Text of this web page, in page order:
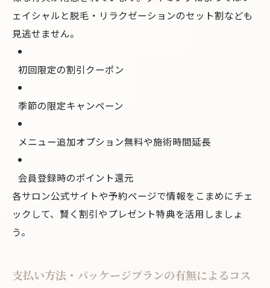
ェイシャルと脱毛・リラクゼーションのセット割なども
見逃せません。
初回限定の割引クーポン
季節の限定キャンペーン
メニュー追加オプション無料や施術時間延長
会員登録時のポイント還元
各サロン公式サイトや予約ページで情報をこまめにチェ
ックして、賢く割引やプレゼント特典を活用しましょ
う。
支払い方法・パッケージプランの有無によるコス